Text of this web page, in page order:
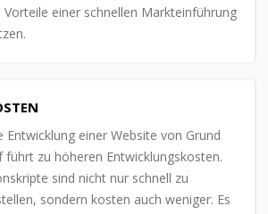
Vorteile einer schnellen Markteinführung
Entwicklung einer Website von Grund
führt zu höheren Entwicklungskosten.
sind nicht nur schnell zu
sondern kosten auch weniger. Es